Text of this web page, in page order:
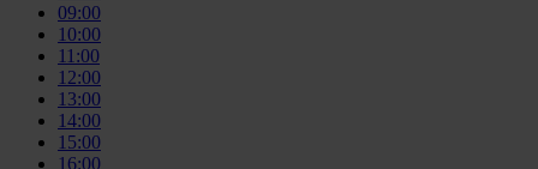
09:00
10:00
11:00
12:00
13:00
14:00
15:00
16:00